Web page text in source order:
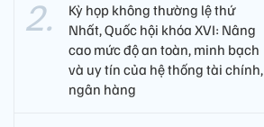
Kỳ họp không thường lệ thứ
Nhất, Quốc hội khóa XVI: Nâng
cao mức độ an toàn, minh bạch
và uy tín của hệ thống tài chính,
ngân hàng